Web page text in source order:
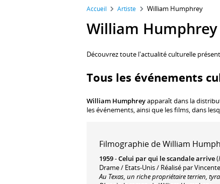
Accueil Artiste William Humphrey
William
Découvrez toute l'actualité culturelle
Tous les événements
William Humphreyapparaît dans la
les événements, ainsi que les films, dans
Filmographie de William
1959-Celui par qui le scandale arrive(
Drame / Etats-Unis / Réalisé par
Au Texas, un riche propriétaire terrien,